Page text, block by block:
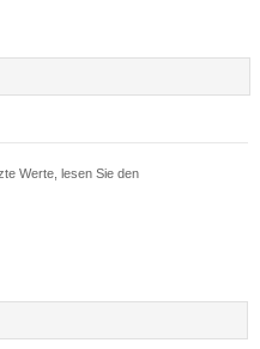
Werte, lesen Sie den